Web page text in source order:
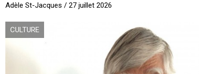
Adèle St-Jacques / 27 juillet 2026
CULTURE